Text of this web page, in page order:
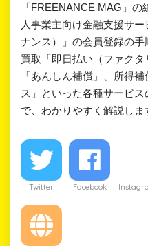
「FREENANCE MAG」
人事業主向け金融支援サ
ナンス）」の会員登録の
買取「即日払い（ファク
「あんしん補償」、所得
ス」といった各種サービ
で、わかりやすく解説しま
Twitter Facebook